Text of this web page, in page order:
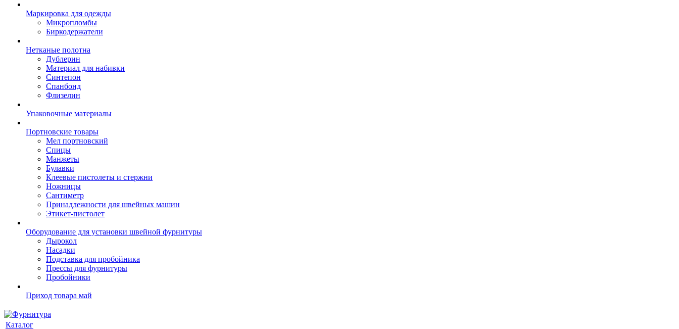
Маркировка для одежды
Микропломбы
Биркодержатели
Нетканые полотна
Дублерин
Материал для набивки
Синтепон
Спанбонд
Флизелин
Упаковочные материалы
Портновские товары
Мел портновский
Спицы
Манжеты
Булавки
Клеевые пистолеты и стержни
Ножницы
Сантиметр
Принадлежности для швейных машин
Этикет-пистолет
Оборудование для установки швейной фурнитуры
Дырокол
Насадки
Подставка для пробойника
Прессы для фурнитуры
Пробойники
Приход товара май
Каталог